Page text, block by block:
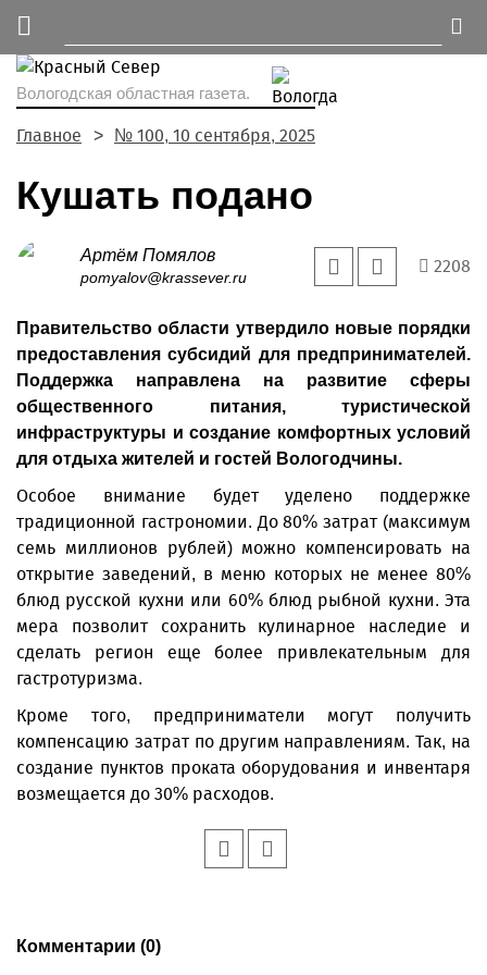
Вологодская областная газета.
Главное № 100, 10 сентября, 2025
Кушать подано
Артём Помялов
pomyalov@krassever.ru
2208
Правительство области утвердило новые порядки
предоставления субсидий для предпринимателей.
Поддержка направлена на развитие сферы
общественного питания, туристической
инфраструктуры и создание комфортных условий
для отдыха жителей и гостей Вологодчины.
Особое внимание будет уделено поддержке
традиционной гастрономии. До 80% затрат (максимум
семь миллионов рублей) можно компенсировать на
открытие заведений, в меню которых не менее 80%
блюд русской кухни или 60% блюд рыбной кухни. Эта
мера позволит сохранить кулинарное наследие и
сделать регион еще более привлекательным для
гастротуризма.
Кроме того, предприниматели могут получить
компенсацию затрат по другим направлениям. Так, на
создание пунктов проката оборудования и инвентаря
возмещается до 30% расходов.
Комментарии (0)